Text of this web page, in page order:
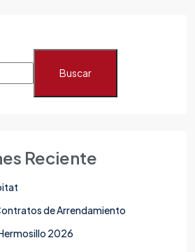
Buscar
Reciente
de Arrendamiento
2026